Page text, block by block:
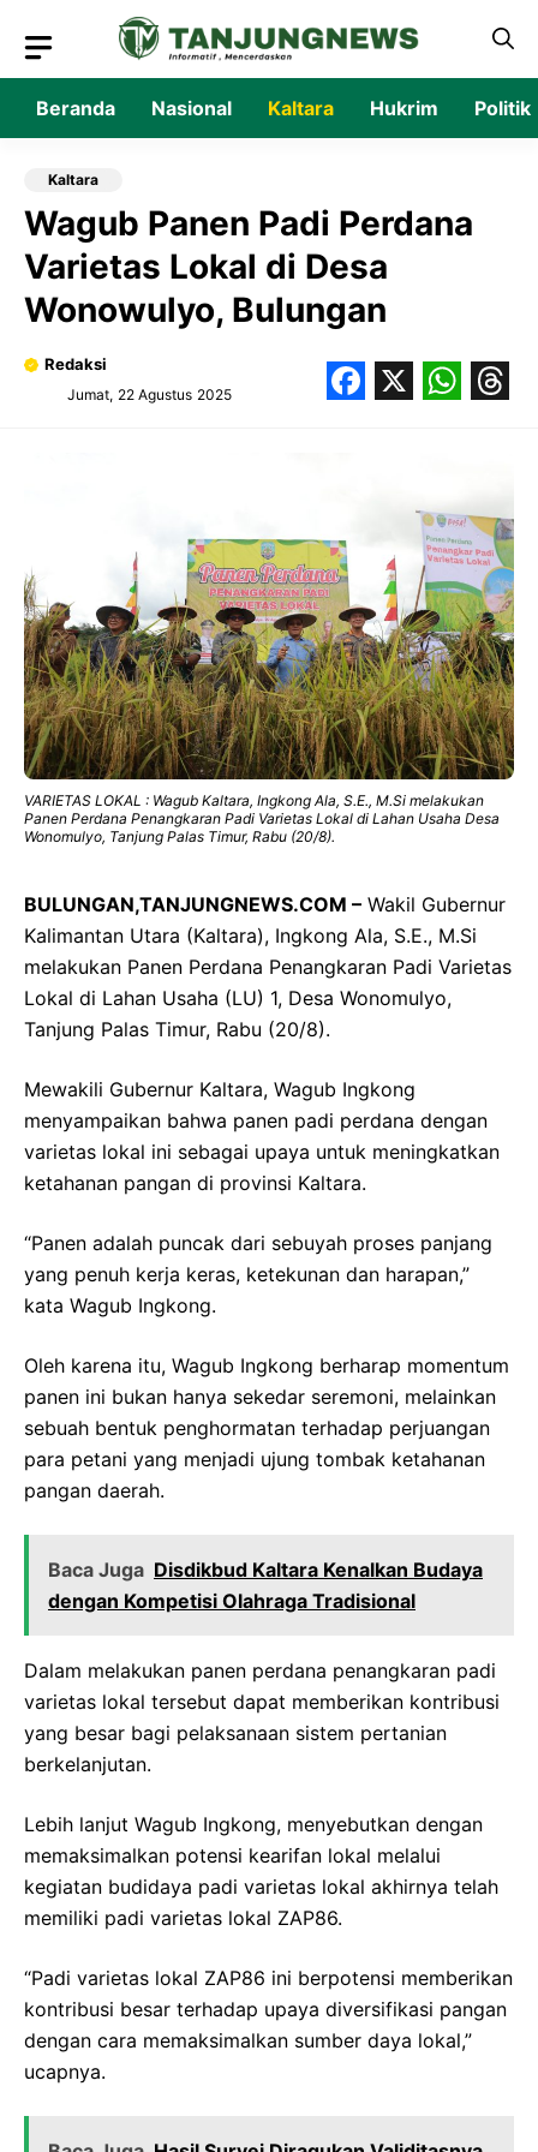
isi
Beranda Nasional Kaltara Hukrim Politik
Kaltara
Wagub Panen Padi Perdana
Varietas Lokal di Desa
Wonowulyo, Bulungan
Redaksi
Jumat, 22 Agustus 2025
VARIETAS LOKAL : Wagub Kaltara, Ingkong Ala, S.E., M.Si melakukan
Panen Perdana Penangkaran Padi Varietas Lokal di Lahan Usaha Desa
Wonomulyo, Tanjung Palas Timur, Rabu (20/8).
BULUNGAN,TANJUNGNEWS.COM – Wakil Gubernur
Kalimantan Utara (Kaltara), Ingkong Ala, S.E., M.Si
melakukan Panen Perdana Penangkaran Padi Varietas
Lokal di Lahan Usaha (LU) 1, Desa Wonomulyo,
Tanjung Palas Timur, Rabu (20/8).
Mewakili Gubernur Kaltara, Wagub Ingkong
menyampaikan bahwa panen padi perdana dengan
varietas lokal ini sebagai upaya untuk meningkatkan
ketahanan pangan di provinsi Kaltara.
“Panen adalah puncak dari sebuyah proses panjang
yang penuh kerja keras, ketekunan dan harapan,”
kata Wagub Ingkong.
Oleh karena itu, Wagub Ingkong berharap momentum
panen ini bukan hanya sekedar seremoni, melainkan
sebuah bentuk penghormatan terhadap perjuangan
para petani yang menjadi ujung tombak ketahanan
pangan daerah.
Baca Juga Disdikbud Kaltara Kenalkan Budaya
dengan Kompetisi Olahraga Tradisional
Dalam melakukan panen perdana penangkaran padi
varietas lokal tersebut dapat memberikan kontribusi
yang besar bagi pelaksanaan sistem pertanian
berkelanjutan.
Lebih lanjut Wagub Ingkong, menyebutkan dengan
memaksimalkan potensi kearifan lokal melalui
kegiatan budidaya padi varietas lokal akhirnya telah
memiliki padi varietas lokal ZAP86.
“Padi varietas lokal ZAP86 ini berpotensi memberikan
kontribusi besar terhadap upaya diversifikasi pangan
dengan cara memaksimalkan sumber daya lokal,”
ucapnya.